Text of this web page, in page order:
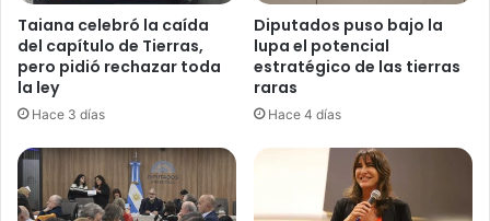
Taiana celebró la caída
del capítulo de Tierras,
pero pidió rechazar toda
la ley
Hace 3 días
Diputados puso bajo la
lupa el potencial
estratégico de las tierras
raras
Hace 4 días